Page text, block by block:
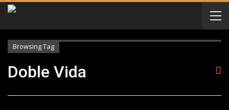
Browsing Tag
Doble Vida